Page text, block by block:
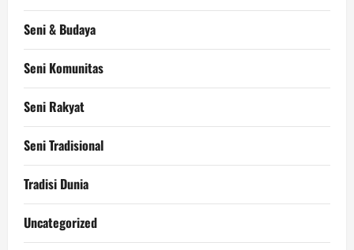
Seni & Budaya
Seni Komunitas
Seni Rakyat
Seni Tradisional
Tradisi Dunia
Uncategorized